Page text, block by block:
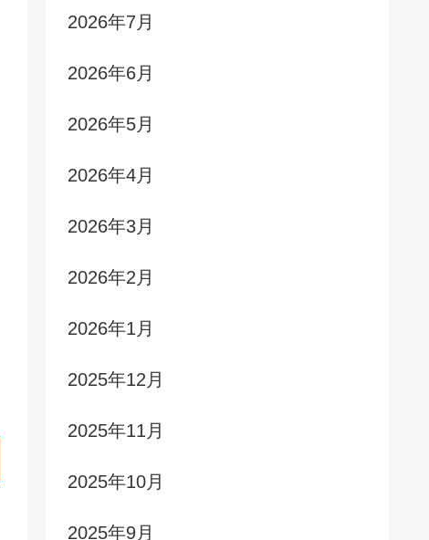
2026年7月
2026年6月
2026年5月
2026年4月
2026年3月
2026年2月
2026年1月
2025年12月
2025年11月
2025年10月
2025年9月